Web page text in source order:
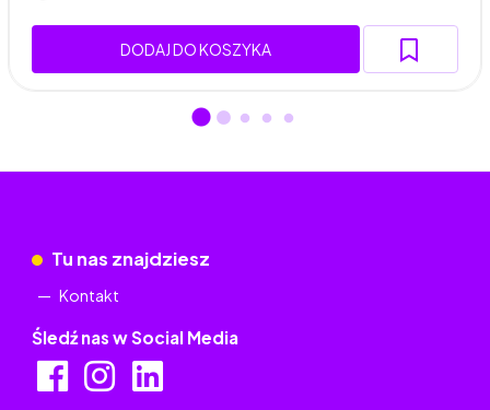
DODAJ DO KOSZYKA
Tu nas znajdziesz
Kontakt
Śledź nas w Social Media